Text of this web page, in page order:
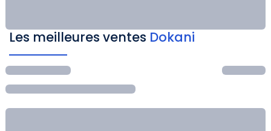
Les meilleures ventes Dokani